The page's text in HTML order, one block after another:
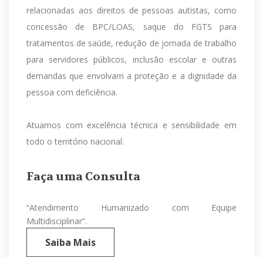
relacionadas aos direitos de pessoas autistas, como
concessão de BPC/LOAS, saque do FGTS para
tratamentos de saúde, redução de jornada de trabalho
para servidores públicos, inclusão escolar e outras
demandas que envolvam a proteção e a dignidade da
pessoa com deficiência.
Atuamos com excelência técnica e sensibilidade em
todo o território nacional.
Faça uma Consulta
“Atendimento Humanizado com Equipe
Multidisciplinar”.
Saiba Mais